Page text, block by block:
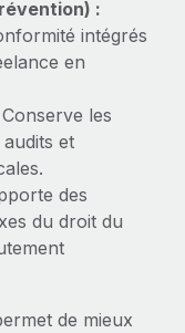
de vos
:
des
entreprises de
:
intégrés
en
Conserve les
et
des
du droit du
de mieux